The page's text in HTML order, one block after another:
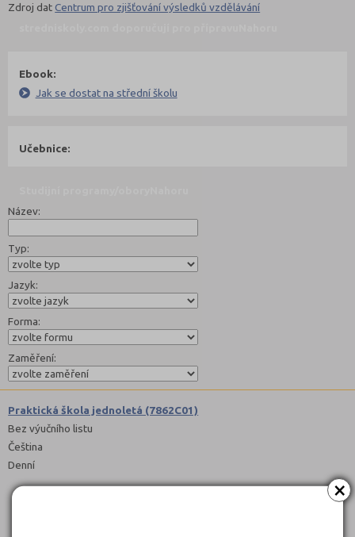
×
Zdroj datCentrum pro zjišťování výsledků vzdělávání
Ebook:
Jak se dostat na střední školu
Učebnice:
Název:
Typ:
Jazyk:
Forma:
Zaměření:
Praktická škola jednoletá (7862C01)
Bez výučního listu
Čeština
Denní